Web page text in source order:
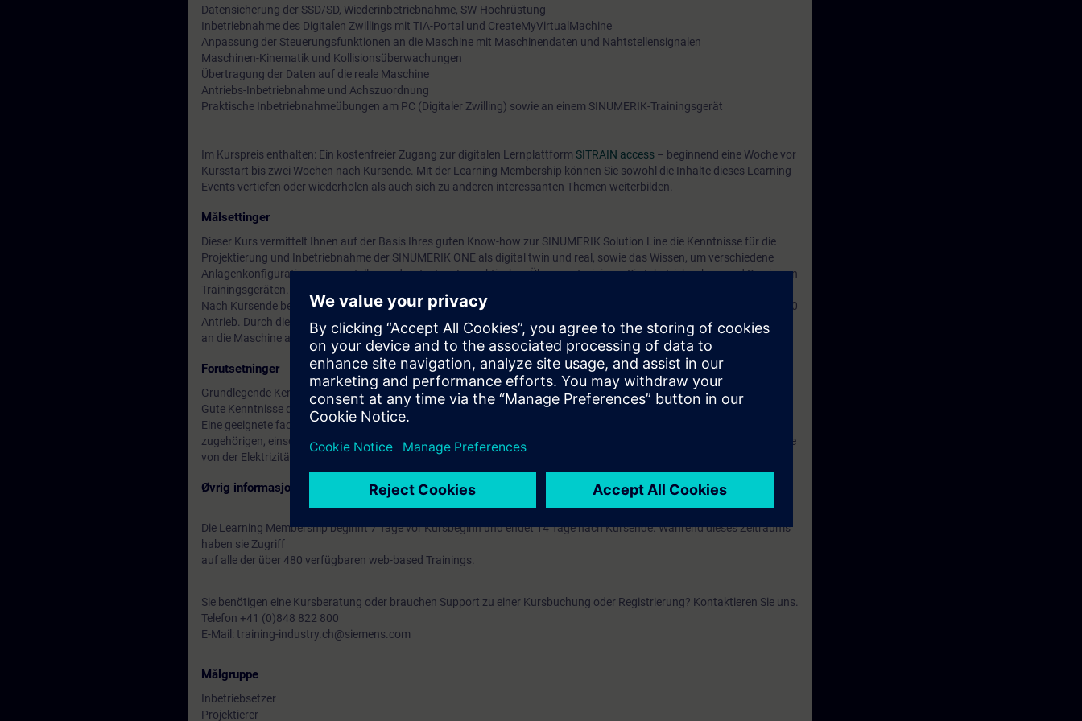
Datensicherung der SSD/SD, Wiederinbetriebnahme, SW-Hochrüstung
Inbetriebnahme des Digitalen Zwillings mit TIA-Portal und CreateMyVirtualMachine
Anpassung der Steuerungsfunktionen an die Maschine mit Maschinendaten und Nahtstellensignalen
Maschinen-Kinematik und Kollisionsüberwachungen
Übertragung der Daten auf die reale Maschine
Antriebs-Inbetriebnahme und Achszuordnung
Praktische Inbetriebnahmeübungen am PC (Digitaler Zwilling) sowie an einem SINUMERIK-Trainingsgerät
Im Kurspreis enthalten: Ein kostenfreier Zugang zur digitalen Lernplattform SITRAIN access – beginnend eine Woche vor
Kursstart bis zwei Wochen nach Kursende. Mit der Learning Membership können Sie sowohl die Inhalte dieses Learning
Events vertiefen oder wiederholen als auch sich zu anderen interessanten Themen weiterbilden.
Målsettinger
Dieser Kurs vermittelt Ihnen auf der Basis Ihres guten Know-how zur SINUMERIK Solution Line die Kenntnisse für die
Projektierung und Inbetriebnahme der SINUMERIK ONE als digital twin und real, sowie das Wissen, um verschiedene
Anlagenkonfigurationen zu erstellen und zu testen. In praktischen Übungen trainieren Sie Inbetriebnahme und Service an
Trainingsgeräten.
Nach Kursende beherrschen Sie die Inbetriebnahme des Steuerungssystems SINUMERIK ONE mit einem SINAMICS S120
Antrieb. Durch die Kenntnisse der verschiedenen Funktionen der Steuerung, sind Sie in der Lage, die Steuerung optimal
an die Maschine anzupassen und so die Produktivität Ihrer Maschine zu maximieren.
Forutsetninger
Grundlegende Kenntnisse im TIA-Portal
Gute Kenntnisse der SINUMERIK 840DSL entsprechend dem Kurs NC-84SL-SIP.
Eine geeignete fachliche Ausbildung, Kenntnisse und Erfahrungen im Bereich Elektrotechnik, sowie Kenntnis der
zugehörigen, einschlägigen Normen, anhand derer man die übertragenen Arbeiten beurteilen und mögliche Gefahren, die
von der Elektrizität ausgehen, erkennen und vermeiden kann.
Øvrig informasjon
Die Learning Membership beginnt 7 Tage vor Kursbeginn und endet 14 Tage nach Kursende. Während dieses Zeitraums
haben sie Zugriff
auf alle der über 480 verfügbaren web-based Trainings.
Sie benötigen eine Kursberatung oder brauchen Support zu einer Kursbuchung oder Registrierung? Kontaktieren Sie uns.
Telefon +41 (0)848 822 800
E-Mail: training-industry.ch@siemens.com
Målgruppe
Inbetriebsetzer
Projektierer